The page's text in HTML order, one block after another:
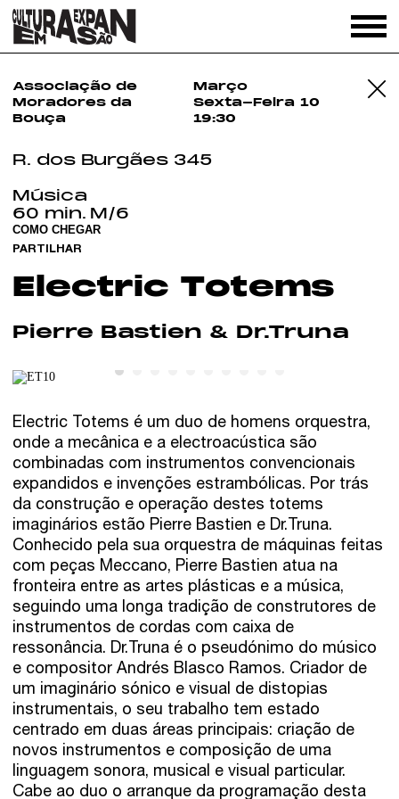
Associação de
Moradores da
Bouça
Março
Sexta-Feira 10
19:30
Música
60 min. M/6
R. dos Burgães 345
COMO CHEGAR
PARTILHAR
Electric Totems
Pierre Bastien & Dr.Truna
Electric Totems é um duo de homens orquestra,
onde a mecânica e a electroacústica são
combinadas com instrumentos convencionais
expandidos e invenções estrambólicas. Por trás
da construção e operação destes totems
imaginários estão Pierre Bastien e Dr.Truna.
Conhecido pela sua orquestra de máquinas feitas
com peças Meccano, Pierre Bastien atua na
fronteira entre as artes plásticas e a música,
seguindo uma longa tradição de construtores de
instrumentos de cordas com caixa de
ressonância. Dr.Truna é o pseudónimo do músico
e compositor Andrés Blasco Ramos. Criador de
um imaginário sónico e visual de distopias
instrumentais, o seu trabalho tem estado
centrado em duas áreas principais: criação de
novos instrumentos e composição de uma
linguagem sonora, musical e visual particular.
Cabe ao duo o arranque da programação desta